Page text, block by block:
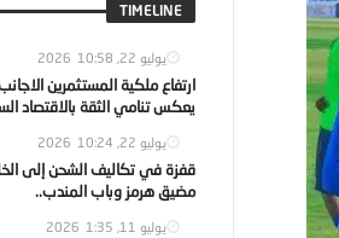
TIMELINE
يوليو 22, 2026 10:58
ارتفاع ملكية المستثمرين
يعكس تنامي الثقة بالاقتصاد
يوليو 22, 2026 10:24
قفزة في تكاليف الشحن إلى
مضيق هرمز وباب المندب..
يوليو 11, 2026 1:35